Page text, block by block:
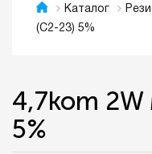
Каталог
(С2-23) 5%
4,7kom
5%